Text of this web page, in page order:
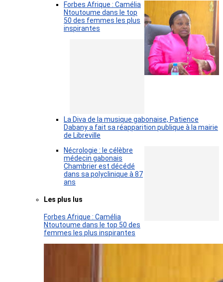
Forbes Afrique : Camélia
Ntoutoume dans le top
50 des femmes les plus
inspirantes
La Diva de la musique gabonaise, Patience
Dabany a fait sa réapparition publique à la mairie
de Libreville
Nécrologie : le célèbre
médecin gabonais
Chambrier est décédé
dans sa polyclinique à 87
ans
Les plus lus
Forbes Afrique : Camélia
Ntoutoume dans le top 50 des
femmes les plus inspirantes